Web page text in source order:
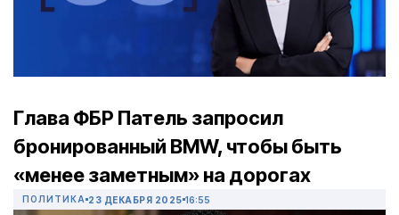
Глава ФБР Патель запросил
бронированный BMW, чтобы быть
«менее заметным» на дорогах
ПОЛИТИКА 23 ДЕКАБРЯ 2025 16:55